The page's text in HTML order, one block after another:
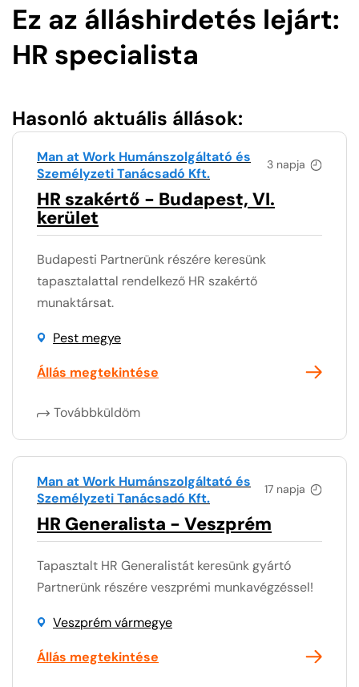
Ez az álláshirdetés lejárt:
HR specialista
Hasonló aktuális állások:
3 napja
Man at Work Humánszolgáltató és
Személyzeti Tanácsadó Kft.
HR szakértő - Budapest, VI.
kerület
Budapesti Partnerünk részére keresünk
tapasztalattal rendelkező HR szakértő
munaktársat.
Pest megye
Állás megtekintése
Továbbküldöm
17 napja
Man at Work Humánszolgáltató és
Személyzeti Tanácsadó Kft.
HR Generalista - Veszprém
Tapasztalt HR Generalistát keresünk gyártó
Partnerünk részére veszprémi munkavégzéssel!
Veszprém vármegye
Állás megtekintése